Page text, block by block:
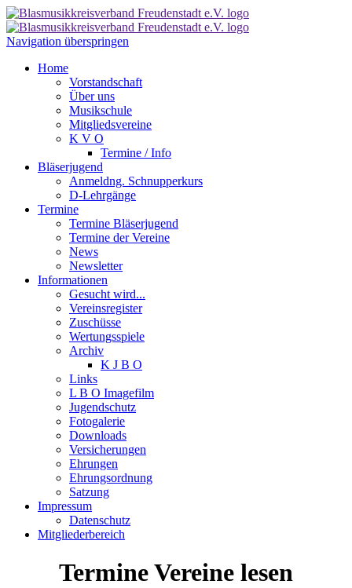
Navigation überspringen
Home
Vorstandschaft
Über uns
Musikschule
Mitgliedsvereine
K V O
Termine / Info
Bläserjugend
Anmeldng. Schnupperkurs
D-Lehrgänge
Termine
Termine Bläserjugend
Termine der Vereine
News
Newsletter
Informationen
Gesucht wird...
Vereinsregister
Zuschüsse
Wertungsspiele
Archiv
K J B O
Links
L B O Imagefilm
Jugendschutz
Fotogalerie
Downloads
Versicherungen
Ehrungen
Ehrungsordnung
Satzung
Impressum
Datenschutz
Mitgliederbereich
Termine Vereine lesen